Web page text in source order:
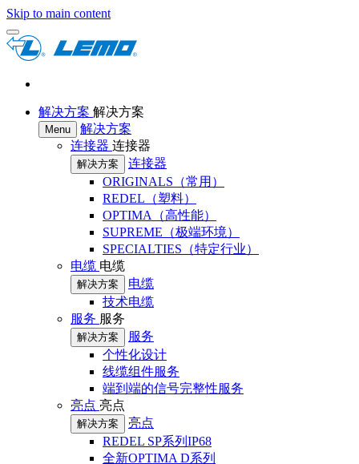
Skip to main content
解决方案 解决方案
Menu
解决方案
连接器 连接器
解决方案
连接器
ORIGINALS（常用）
REDEL（塑料）
OPTIMA（高性能）
SUPREME（极端环境）
SPECIALTIES（特定行业）
电缆 电缆
解决方案
电缆
技术电缆
服务 服务
解决方案
服务
个性化设计
线缆组件服务
端到端的信号完整性服务
亮点 亮点
解决方案
亮点
REDEL SP系列IP68
全新OPTIMA D系列